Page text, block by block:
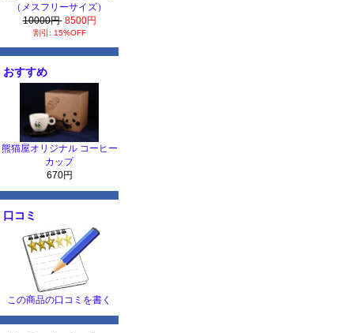
（メスフリーサイズ）
10000円 8500円
割引: 15%OFF
おすすめ
熊猫屋オリジナル コーヒー
カップ
670円
口コミ
この商品の口コミを書く